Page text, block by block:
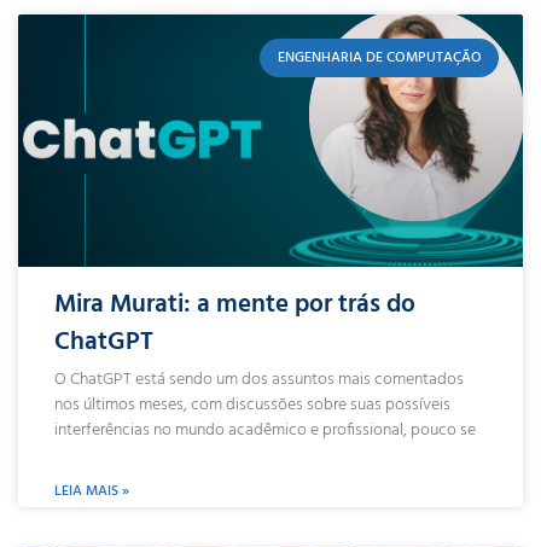
ENGENHARIA DE COMPUTAÇÃO
Mira Murati: a mente por trás do
ChatGPT
O ChatGPT está sendo um dos assuntos mais comentados
nos últimos meses, com discussões sobre suas possíveis
interferências no mundo acadêmico e profissional, pouco se
LEIA MAIS »